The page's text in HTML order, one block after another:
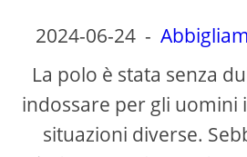
2024-06-24 -
La polo è stata senza
indossare per gli uomini
situazioni diverse.